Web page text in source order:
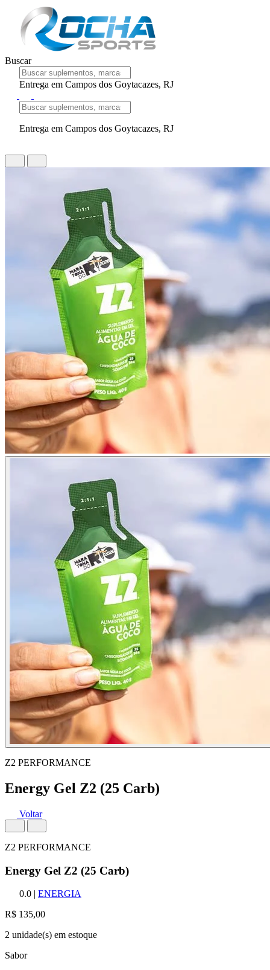
Buscar
Entrega em Campos dos Goytacazes, RJ
Entrega em Campos dos Goytacazes, RJ
Z2 PERFORMANCE
Energy Gel Z2 (25 Carb)
Voltar
Z2 PERFORMANCE
Energy Gel Z2 (25 Carb)
0.0 | ENERGIA
R$ 135,00
2 unidade(s) em estoque
Sabor